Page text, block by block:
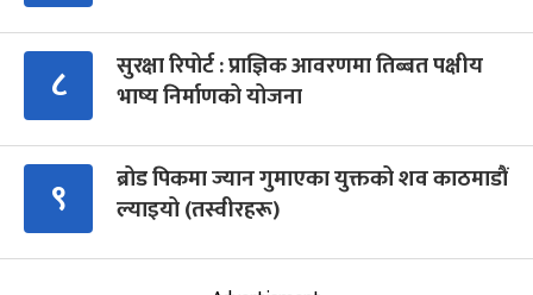
८
सुरक्षा रिपोर्ट : प्राज्ञिक आवरणमा तिब्बत पक्षीय
भाष्य निर्माणको योजना
९
ब्रोड पिकमा ज्यान गुमाएका युक्तको शव काठमाडौं
ल्याइयो (तस्वीरहरू)